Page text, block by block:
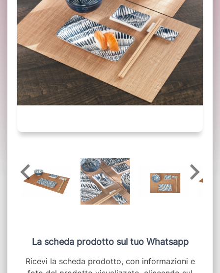
La scheda prodotto sul tuo Whatsapp
Ricevi la scheda prodotto, con informazioni e